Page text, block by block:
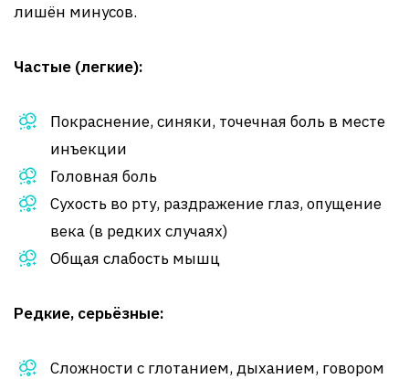
лишён минусов.
Частые (легкие):
Покраснение, синяки, точечная боль в месте
инъекции
Головная боль
Сухость во рту, раздражение глаз, опущение
века (в редких случаях)
Общая слабость мышц
Редкие, серьёзные:
Сложности с глотанием, дыханием, говором